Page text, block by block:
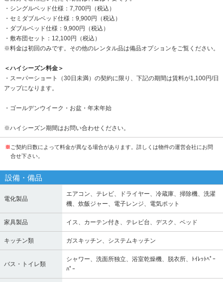
・シングルベッド仕様：7,700円（税込）
・セミダブルベッド仕様：9,900円（税込）
・ダブルベッド仕様：9,900円（税込）
・敷布団セット：12,100円（税込）
※料金は初回のみです。その他のレンタル品は備品オプションをご覧ください。
＜ハイシーズン料金＞
・スーパーショート（30日未満）の契約に限り、下記の期間は賃料が1,100円/日
アップになります。
・ゴールデンウイーク・お盆・年末年始
※ハイシーズン期間はお問い合わせください。
※ ご契約日数によって料金が異なる場合があります。詳しくは物件の運営会社にお問
合せ下さい。
設備・備品
電化製品
エアコン、テレビ、ドライヤー、冷蔵庫、掃除機、洗濯
機、炊飯ジャー、電子レンジ、電気ポット
家具製品 イス、カーテン付き、テレビ台、デスク、ベッド
キッチン類 ガスキッチン、システムキッチン
バス・トイレ類
シャワー、洗面所独立、浴室乾燥機、脱衣所、ﾄｲﾚｯﾄﾍﾟｰ
ﾊﾟｰ